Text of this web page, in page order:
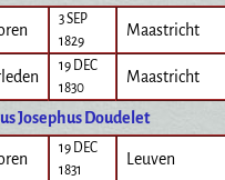
3 SEP
1829
Maastricht
19 DEC
1830
Maastricht
Josephus Doudelet
19 DEC
1831
Leuven